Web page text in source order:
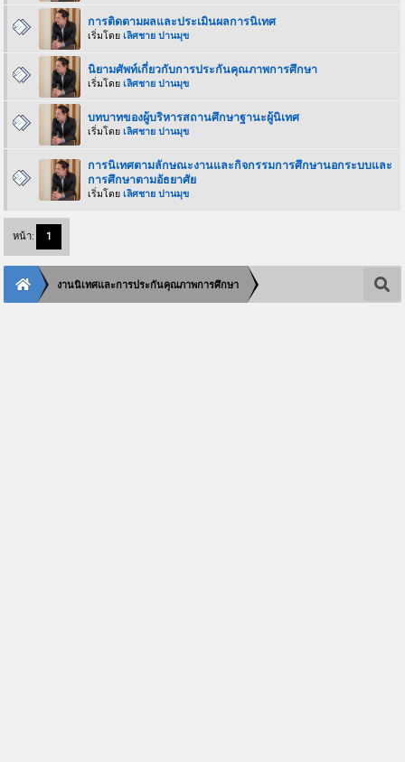
การติดตามผลและประเมินผลการนิเทศ
เริ่มโดยเลิศชาย ปานมุข
นิยามศัพท์เกี่ยวกับการประกันคุณภาพการศึกษา
เริ่มโดยเลิศชาย ปานมุข
บทบาทของผู้บริหารสถานศึกษาฐานะผู้นิเทศ
เริ่มโดยเลิศชาย ปานมุข
การนิเทศตามลักษณะงานและกิจกรรมการศึกษานอกระบบและ
การศึกษาตามอัธยาศัย
เริ่มโดยเลิศชาย ปานมุข
หน้า: 1
งานนิเทศและการประกันคุณภาพการศึกษา